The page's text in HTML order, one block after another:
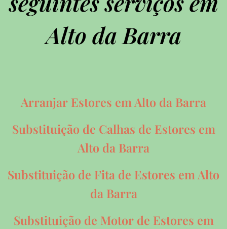
Alto da Barra
Arranjar Estores em Alto da Barra
Substituição de Calhas de Estores em
Alto da Barra
Substituição de Fita de Estores em Alto
da Barra
Substituição de Motor de Estores em